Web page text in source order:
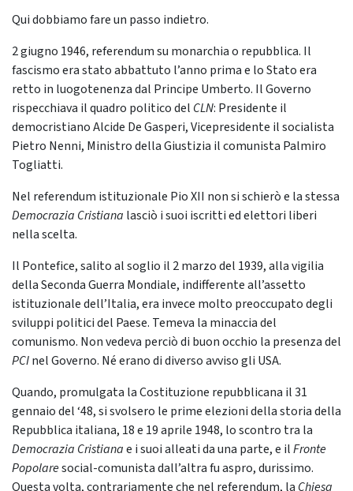
Qui dobbiamo fare un passo indietro.
2 giugno 1946, referendum su monarchia o repubblica. Il
fascismo era stato abbattuto l’anno prima e lo Stato era
retto in luogotenenza dal Principe Umberto. Il Governo
rispecchiava il quadro politico del CLN: Presidente il
democristiano Alcide De Gasperi, Vicepresidente il socialista
Pietro Nenni, Ministro della Giustizia il comunista Palmiro
Togliatti.
Nel referendum istituzionale Pio XII non si schierò e la stessa
Democrazia Cristiana lasciò i suoi iscritti ed elettori liberi
nella scelta.
Il Pontefice, salito al soglio il 2 marzo del 1939, alla vigilia
della Seconda Guerra Mondiale, indifferente all’assetto
istituzionale dell’Italia, era invece molto preoccupato degli
sviluppi politici del Paese. Temeva la minaccia del
comunismo. Non vedeva perciò di buon occhio la presenza del
PCInel Governo. Né erano di diverso avviso gli USA.
Quando, promulgata la Costituzione repubblicana il 31
gennaio del ‘48, si svolsero le prime elezioni della storia della
Repubblica italiana, 18 e 19 aprile 1948, lo scontro tra la
Democrazia Cristianae i suoi alleati da una parte, e ilFronte
Popolaresocial-comunista dall’altra fu aspro, durissimo.
Questa volta, contrariamente che nel referendum, la Chiesa